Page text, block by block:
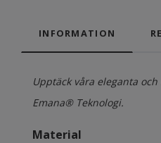
INFORMATION
Upptäck våra eleganta
Emana® Teknologi.
Material